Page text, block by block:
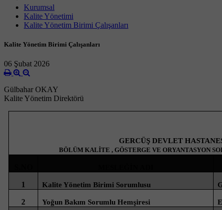
Kurumsal
Kalite Yönetimi
Kalite Yönetim Birimi Çalışanları
Kalite Yönetim Birimi Çalışanları
06 Şubat 2026
Gülbahar OKAY
Kalite Yönetim Direktörü
GERCÜŞ DEVLET
BÖLÜM KALİTE , GÖSTERGE VE ORYANTASYON
1 Kalite Yönetim Birimi Sorumlusu
2 Yoğun Bakım Sorumlu Hemşiresi